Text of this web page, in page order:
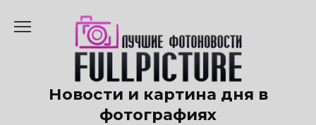
содержанию
Новости и картина дня в
фотографиях